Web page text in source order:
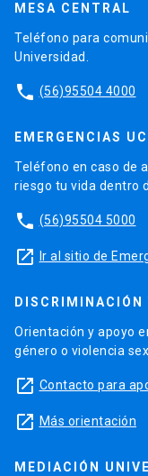
MESA CENTRAL
Teléfono para
Universidad.
phone (56)95504 4000
EMERGENCIAS UC
Teléfono en caso de
riesgo tu vida dentro
phone (56)95504 5000
launch Ir al sitio de
DISCRIMINACIÓN
Orientación y apoyo
género o violencia
launch Contacto para
launch Más orientación
MEDIACIÓN